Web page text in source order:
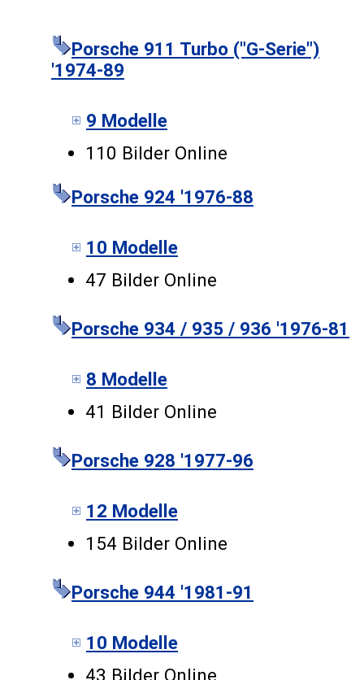
Porsche 911 Turbo ("G-Serie")
'1974-89
9 Modelle
110 Bilder Online
Porsche 924 '1976-88
10 Modelle
47 Bilder Online
Porsche 934 / 935 / 936 '1976-81
8 Modelle
41 Bilder Online
Porsche 928 '1977-96
12 Modelle
154 Bilder Online
Porsche 944 '1981-91
10 Modelle
43 Bilder Online